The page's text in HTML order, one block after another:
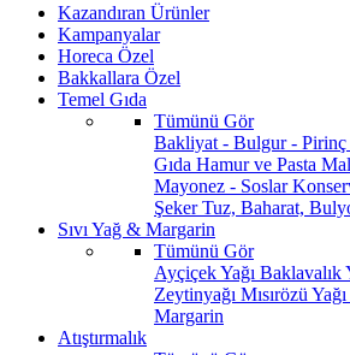
Kazandıran Ürünler
Kampanyalar
Horeca Özel
Bakkallara Özel
Temel Gıda
Tümünü Gör
Bakliyat - Bulgur - Pirinç
Gıda Hamur ve Pasta
Mayonez - Soslar
ŞekerTuz, Baharat,
Sıvı Yağ & Margarin
Tümünü Gör
Ayçiçek Yağı Baklavalık
Zeytinyağı Mısırözü Yağı
Margarin
Atıştırmalık